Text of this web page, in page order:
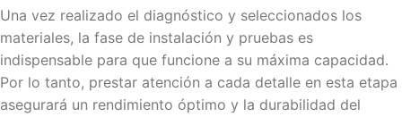
Una vez realizado el diagnóstico y seleccionados los
materiales, la fase de instalación y pruebas es
indispensable para que funcione a su máxima capacidad.
Por lo tanto, prestar atención a cada detalle en esta etapa
asegurará un rendimiento óptimo y la durabilidad del